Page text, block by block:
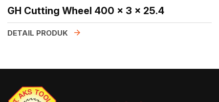
GH Cutting Wheel 400 x 3 x 25.4
DETAIL PRODUK